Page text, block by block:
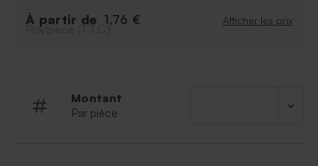
À retenir :
* Eléments gravés dans le plexiglas
À partir de 1,76 € Afficher les prix
Prix/pièce (T.T.C.)
Montant
Par pièce